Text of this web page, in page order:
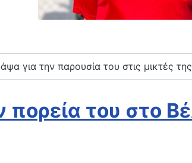
για την παρουσία του στις μικτές
πορεία του στο